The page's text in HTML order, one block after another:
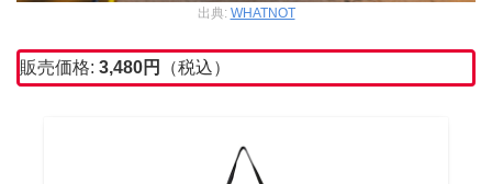
出典: WHATNOT
販売価格: 3,480円 （税込）